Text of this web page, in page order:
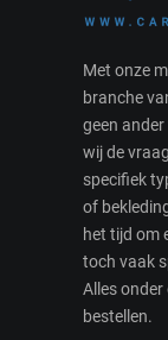
Met onze
branche
geen
wij de
specifiek
of
het tijd om
toch vaak
Alles onder
bestellen.